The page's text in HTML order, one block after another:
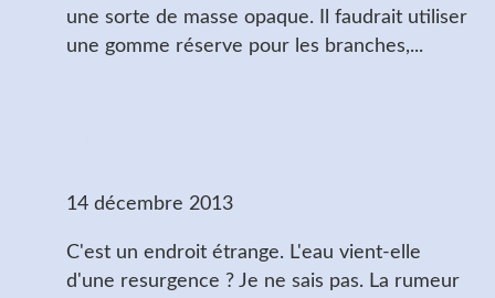
une sorte de masse opaque. Il faudrait utiliser
une gomme réserve pour les branches,...
14 décembre 2013
C'est un endroit étrange. L'eau vient-elle
d'une resurgence ? Je ne sais pas. La rumeur